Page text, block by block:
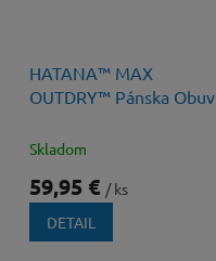
HATANA™ MAX
OUTDRY™ Pánska Obuv
Skladom
59,95 € / ks
DETAIL